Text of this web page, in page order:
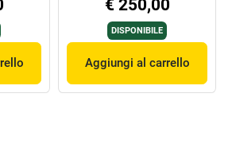
€ 250,00
DISPONIBILE
Aggiungi al carrello